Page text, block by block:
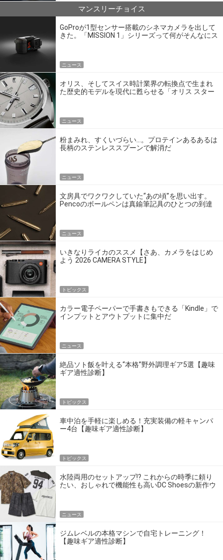
マンスリーチョイス
GoProが1型センサー搭載のシネマカメラを出して
きた。「MISSION 1」シリーズって何がそんなにス
ニュース
オリス、そしてスイス時計業界の転換点で生まれ
た歴史的モデルを現代に甦らせる「オリス スター
ニュース
粉まみれ、すくいづらい…。プロテインあるあるは
長柄のステンレススプーンで解消だ
ニュース
文房具でワクワクしていた“あの頃”を思い出す。
Pencoのボールペンは真鍮筆記具のひとつの到達
ニュース
いきなりライカのススメ【さあ、カメラをはじめ
よう 2026 CAMERA STYLE】
トピックス
カラー電子ペーパーで手書きもできる「Kindle」で
インプットとアウトプットに集中だ
ニュース
絶品ソト飯を叶える“本格”野外調理ギア5選【趣味
ギア適性診断】
トピックス
車中泊を手軽に楽しめる！充実装備の軽キャンパ
ー4台【趣味ギア適性診断】
トピックス
水陸両用のセットアップ!? これからの時季に頼り
たい、おしゃれで機能性も高いDC Shoesの新作ウ
ニュース
ジムレベルの本格マシンで自宅トレーニング！
【趣味ギア適性診断】